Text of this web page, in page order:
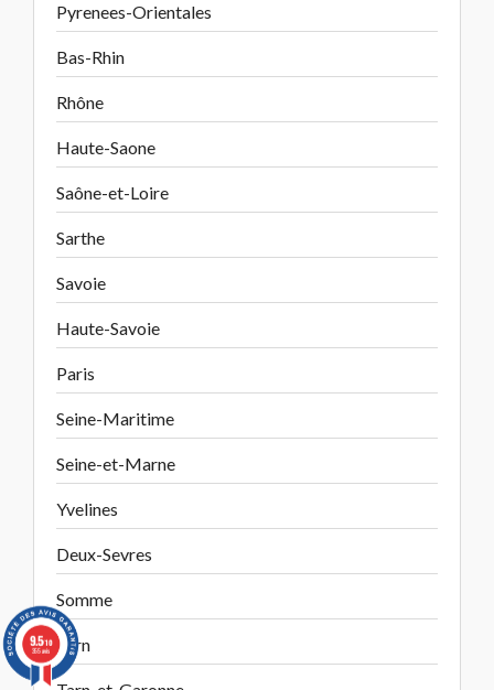
Pyrenees-Orientales
Bas-Rhin
Rhône
Haute-Saone
Saône-et-Loire
Sarthe
Savoie
Haute-Savoie
Paris
Seine-Maritime
Seine-et-Marne
Yvelines
Deux-Sevres
Somme
Tarn
9.5/10
355 avis